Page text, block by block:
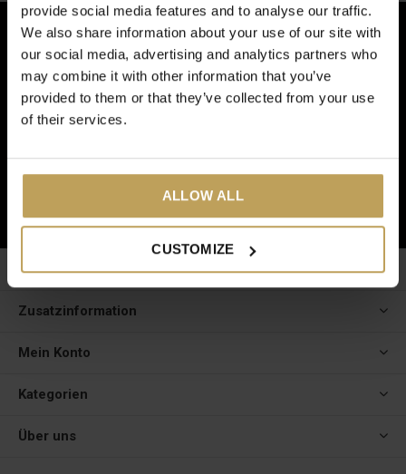
provide social media features and to analyse our traffic.
We also share information about your use of our site with
our social media, advertising and analytics partners who
may combine it with other information that you’ve
provided to them or that they’ve collected from your use
of their services.
ALLOW ALL
CUSTOMIZE
Jetzt anmelden für unseren
Newsletter
Kundendienst
Zusatzinformation
Mein Konto
Kategorien
Über uns